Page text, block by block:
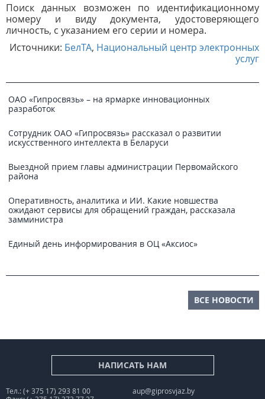
Поиск данных возможен по идентификационному
номеру и виду документа, удостоверяющего
личность, с указанием его серии и номера.
Источники: БелТА, Национальный центр электронных
услуг
ОАО «Гипросвязь» – на ярмарке инновационных
разработок
Сотрудник ОАО «Гипросвязь» рассказал о развитии
искусственного интеллекта в Беларуси
Выездной прием главы администрации Первомайского
района
Оперативность, аналитика и ИИ. Какие новшества
ожидают сервисы для обращений граждан, рассказала
замминистра
Единый день информирования в ОЦ «Аксиос»
ВСЕ НОВОСТИ
НАПИСАТЬ НАМ
Тел.: (+ 375 17) 293 81 00
aup@giprosvjaz.by